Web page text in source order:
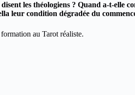
les théologiens ? Quand a-t-elle
leur condition dégradée du
au Tarot réaliste.